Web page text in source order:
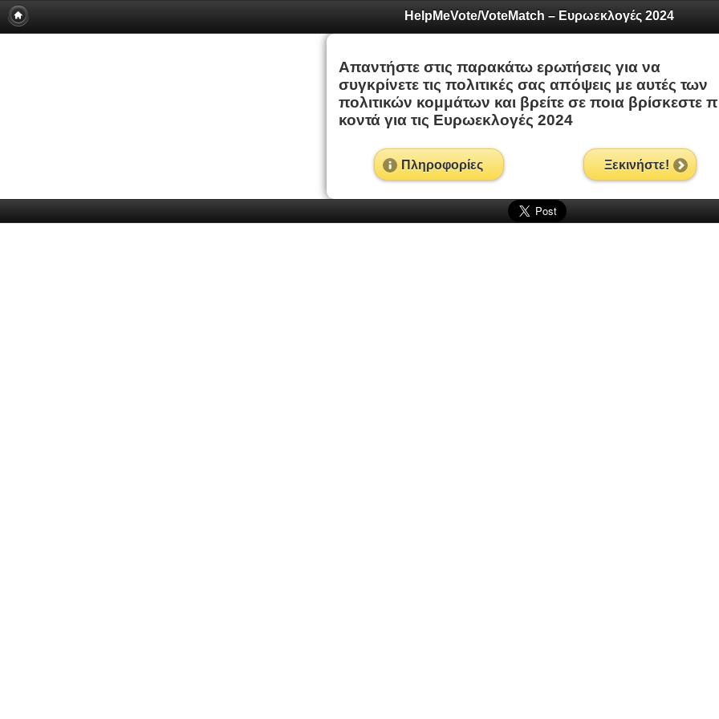
HelpMeVote/VoteMatch – Ευρωεκλογές 2024
Απαντήστε στις παρακάτω ερωτήσεις για να
συγκρίνετε τις πολιτικές σας απόψεις με αυτές των
πολιτικών κομμάτων και βρείτε σε ποια βρίσκεστε
κοντά για τις Ευρωεκλογές 2024
Πληροφορίες Ξεκινήστε!